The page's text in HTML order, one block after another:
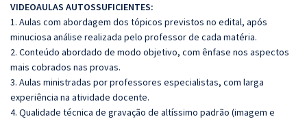
VIDEOAULAS AUTOSSUFICIENTES:
1. Aulas com abordagem dos tópicos previstos no edital, após
minuciosa análise realizada pelo professor de cada matéria.
2. Conteúdo abordado de modo objetivo, com ênfase nos aspectos
mais cobrados nas provas.
3. Aulas ministradas por professores especialistas, com larga
experiência na atividade docente.
4. Qualidade técnica de gravação de altíssimo padrão (imagem e